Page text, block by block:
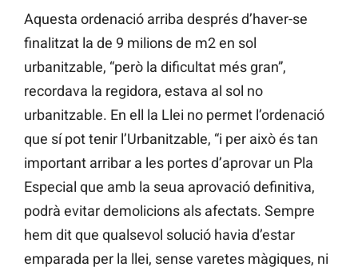
Aquesta ordenació arriba després d’haver-se
finalitzat la de 9 milions de m2 en sol
urbanitzable, “però la dificultat més gran”,
recordava la regidora, estava al sol no
urbanitzable. En ell la Llei no permet l’ordenació
que sí pot tenir l’Urbanitzable, “i per això és tan
important arribar a les portes d’aprovar un Pla
Especial que amb la seua aprovació definitiva,
podrà evitar demolicions als afectats. Sempre
hem dit que qualsevol solució havia d’estar
emparada per la llei, sense varetes màgiques, ni